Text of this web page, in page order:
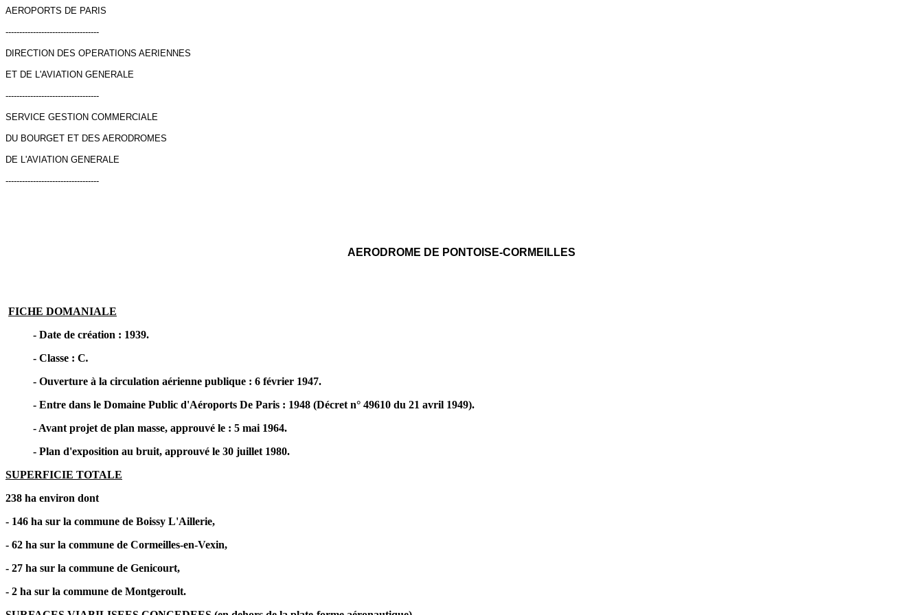
AEROPORTS DE PARIS
----------------------------------
DIRECTION DES OPERATIONS AERIENNES
ET DE L'AVIATION GENERALE
----------------------------------
SERVICE GESTION COMMERCIALE
DU BOURGET ET DES AERODROMES
DE L'AVIATION GENERALE
----------------------------------
AERODROME DE PONTOISE-CORMEILLES
FICHE DOMANIALE
- Date de création : 1939.
- Classe : C.
- Ouverture à la circulation aérienne publique : 6 février 1947.
- Entre dans le Domaine Public d'Aéroports De Paris : 1948 (Décret n° 49610 du 21 avril 1949).
- Avant projet de plan masse, approuvé le : 5 mai 1964.
- Plan d'exposition au bruit, approuvé le 30 juillet 1980.
SUPERFICIE TOTALE
238 ha environ dont
- 146 ha sur la commune de Boissy L'Aillerie,
- 62 ha sur la commune de Cormeilles-en-Vexin,
- 27 ha sur la commune de Genicourt,
- 2 ha sur la commune de Montgeroult.